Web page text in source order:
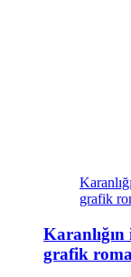
grafik
Karanlığın
grafik